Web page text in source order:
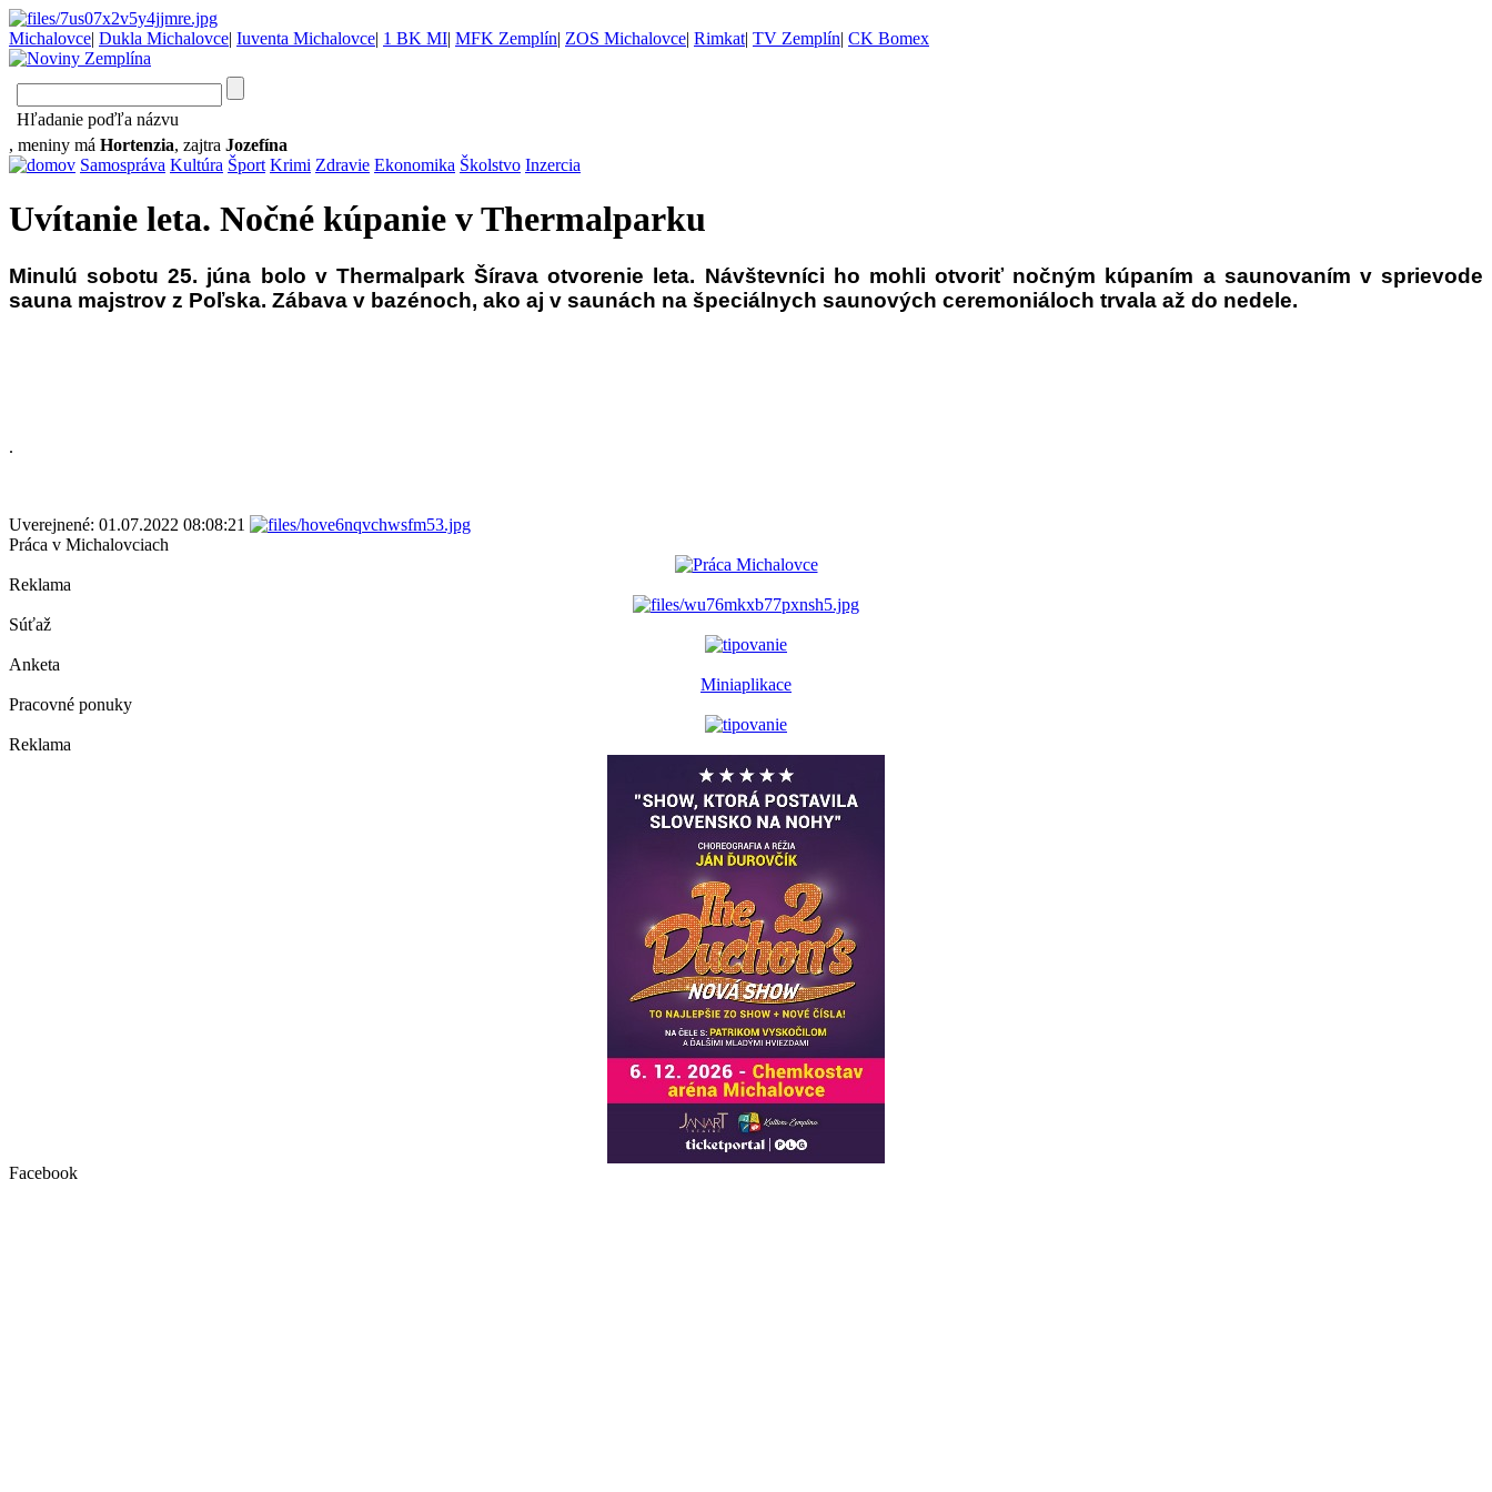
Michalovce| Dukla Michalovce| Iuventa Michalovce| 1 BK MI| MFK Zemplín| ZOS Michalovce| Rimkat| TV Zemplín| CK Bomex
Hľadanie poďľa názvu
, meniny má Hortenzia, zajtra Jozefína
Samospráva Kultúra Šport Krimi Zdravie Ekonomika Školstvo Inzercia
Uvítanie leta. Nočné kúpanie v Thermalparku
Minulú sobotu 25. júna bolo v Thermalpark Šírava otvorenie leta. Návštevníci ho mohli otvoriť nočným kúpaním a saunovaním v sprievode
sauna majstrov z Poľska. Zábava v bazénoch, ako aj v saunách na špeciálnych saunových ceremoniáloch trvala až do nedele.
.
Uverejnené: 01.07.2022 08:08:21
Práca v Michalovciach
Reklama
Súťaž
Anketa
Miniaplikace
Pracovné ponuky
Reklama
Facebook